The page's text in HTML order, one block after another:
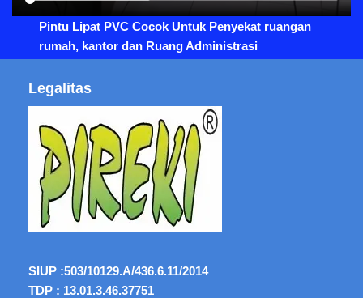
Pintu Lipat PVC Cocok Untuk Penyekat ruangan
rumah, kantor dan Ruang Administrasi
Legalitas
SIUP :503/10129.A/436.6.11/2014
TDP : 13.01.3.46.37751